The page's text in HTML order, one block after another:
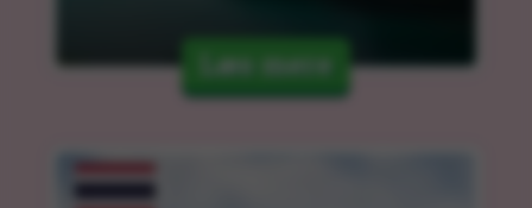
Læs mere